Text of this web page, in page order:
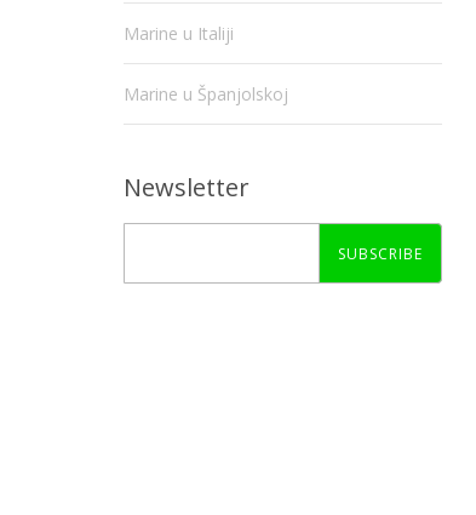
Marine u Italiji
Marine u Španjolskoj
Newsletter
SUBSCRIBE